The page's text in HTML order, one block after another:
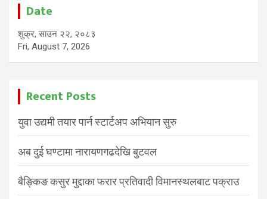
Date
शुक्र, साउन २२, २०८३
Fri, August 7, 2026
Recent Posts
युवा उद्यमी तयार पार्न स्टार्टअप अभियान सुरु
अब दुई घण्टामा नारायणगढदेखि बुटवल
बैङ्किङ कसुर मुद्दाका फरार प्रतिवादी विमानस्थलबाट पक्राउ